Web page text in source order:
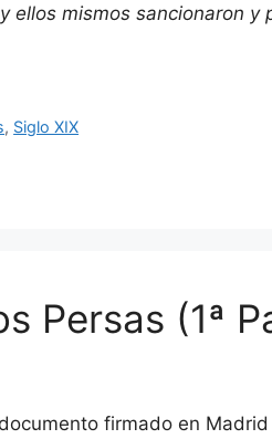
ellos mismos sancionaron y
, Siglo XIX
Persas (1ª
firmado en